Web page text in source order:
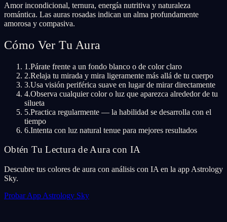
Amor incondicional, ternura, energía nutritiva y naturaleza
romántica. Las auras rosadas indican un alma profundamente
amorosa y compasiva.
Cómo Ver Tu Aura
1 .Párate frente a un fondo blanco o de color claro
2.Relaja tu mirada y mira ligeramente más allá de tu cuerpo
3.Usa visión periférica suave en lugar de mirar directamente
4.Observa cualquier color o luz que aparezca alrededor de tu
silueta
5.Practica regularmente — la habilidad se desarrolla con el
tiempo
6.Intenta con luz natural tenue para mejores resultados
Obtén Tu Lectura de Aura con IA
Descubre tus colores de aura con análisis con IA en la app Astrology
Sky.
Probar App Astrology Sky